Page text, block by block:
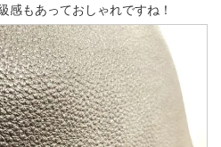
感もあっておしゃれですね！